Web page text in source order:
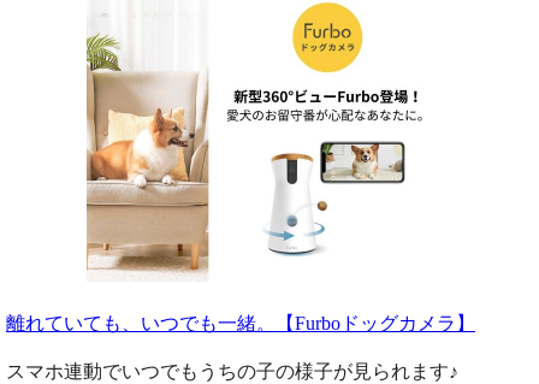
離れていても、いつでも一緒。【Furboドッグカメラ】
スマホ連動でいつでもうちの子の様子が見られます♪